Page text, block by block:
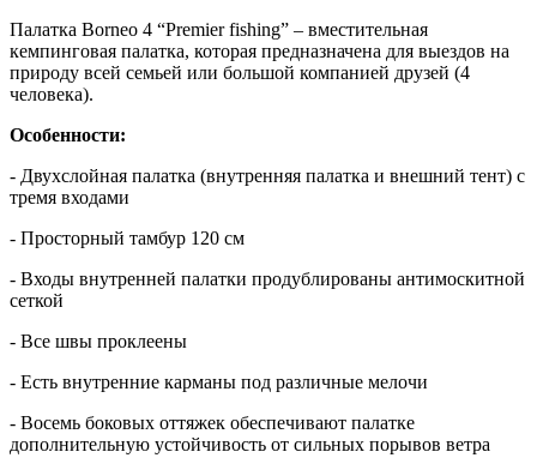
Палатка Borneo 4 “Premier fishing” – вместительная
кемпинговая палатка, которая предназначена для выездов на
природу всей семьей или большой компанией друзей (4
человека).
Особенности:
- Двухслойная палатка (внутренняя палатка и внешний тент) с
тремя входами
- Просторный тамбур 120 см
- Входы внутренней палатки продублированы антимоскитной
сеткой
- Все швы проклеены
- Есть внутренние карманы под различные мелочи
- Восемь боковых оттяжек обеспечивают палатке
дополнительную устойчивость от сильных порывов ветра